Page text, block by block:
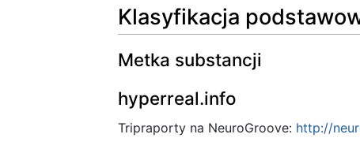
Klasyfikacja
Metka substancji
hyperreal.info
Tripraporty na NeuroGroove: http://